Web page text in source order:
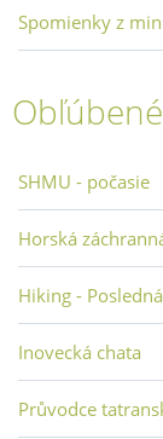
Spomienky z
SHMU - počasie
Horská
Hiking -
Inovecká chata
Průvodce